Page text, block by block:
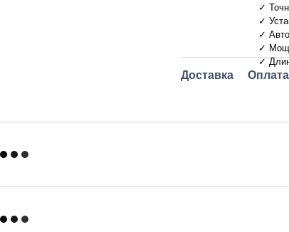
✓
✓
✓
✓
✓
Доставка Оплата